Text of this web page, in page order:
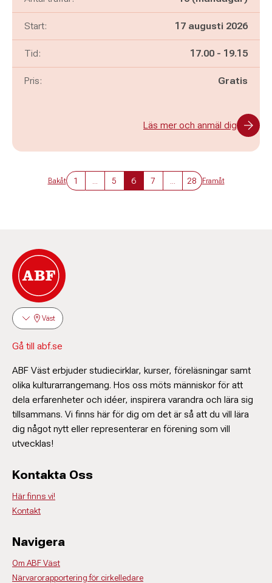
Start: 17 augusti 2026
Tid: Pågår mellan
17.00 - och
19.15
Pris: Gratis
Läs mer och anmäl dig
Bakåt 1 5 6 7 28 Framåt
Väst
Gå till abf.se
ABF Väst erbjuder studiecirklar, kurser, föreläsningar samt
olika kulturarrangemang. Hos oss möts människor för att
dela erfarenheter och idéer, inspirera varandra och lära sig
tillsammans. Vi finns här för dig om det är så att du vill lära
dig något nytt eller representerar en förening som vill
utvecklas!
Kontakta Oss
Här finns vi!
Kontakt
Navigera
Om ABF Väst
Närvarorapportering för cirkelledare